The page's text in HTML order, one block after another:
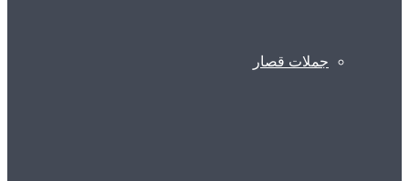
جملات قصار